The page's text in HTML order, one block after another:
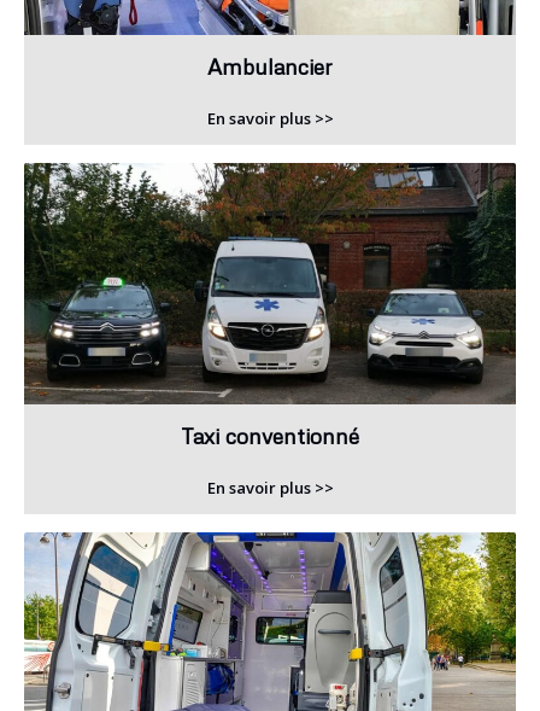
Ambulancier
En savoir plus >>
Taxi conventionné
En savoir plus >>